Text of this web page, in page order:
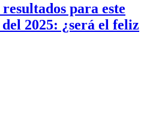
para este
2025: ¿será el feliz